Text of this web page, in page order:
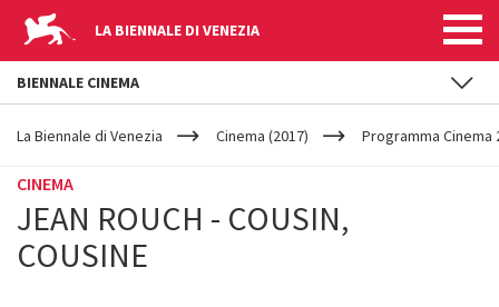
LA BIENNALE DI VENEZIA
YOUR
ARE
La Biennale di Venezia Cinema (2017) Programma
CINEMA
JEAN ROUCH - COUSIN,
COUSINE
BIENNALE CINEMA